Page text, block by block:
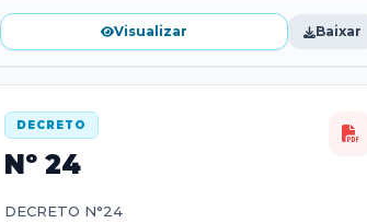
Visualizar Baixar
DECRETO
Nº 24
DECRETO N°24